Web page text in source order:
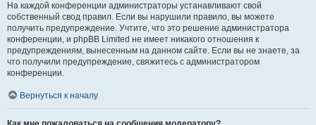
На каждой конференции администраторы устанавливают свой
собственный свод правил. Если вы нарушили правило, вы можете
получить предупреждение. Учтите, что это решение администратора
конференции, и phpBB Limited не имеет никакого отношения к
предупреждениям, вынесенным на данном сайте. Если вы не знаете, за
что получили предупреждение, свяжитесь с администратором
конференции.
Вернуться к началу